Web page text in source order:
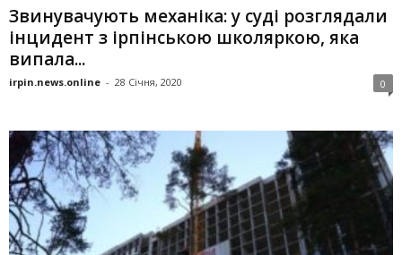
Звинувачують механіка: у суді розглядали
інцидент з ірпінською школяркою, яка
випала...
irpin.news.online - 28 Січня, 2020 0